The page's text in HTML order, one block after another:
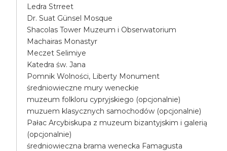
Ledra Strreet
Dr. Suat Günsel Mosque
Shacolas Tower Muzeum i Obserwatorium
Machairas Monastyr
Meczet Selimiye
Katedra św. Jana
Pomnik Wolności, Liberty Monument
średniowieczne mury weneckie
muzeum folkloru cypryjskiego (opcjonalnie)
muzuem klasycznych samochodów (opcjonalnie)
Pałac Arcybiskupa z muzeum bizantyjskim i galerią
(opcjonalnie)
średniowieczna brama wenecka Famagusta